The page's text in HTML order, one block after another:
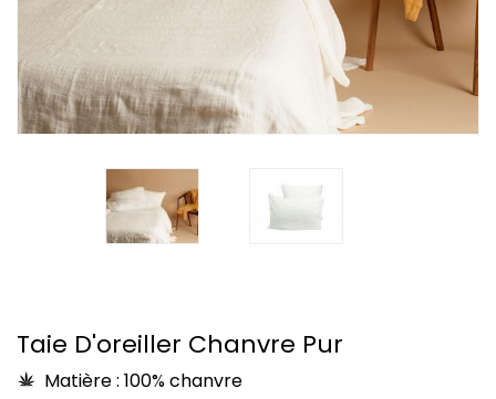
Taie D'oreiller Chanvre Pur
Matière : 100% chanvre